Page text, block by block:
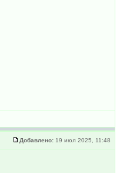
Добавлено: 19 июл 2025, 11:48